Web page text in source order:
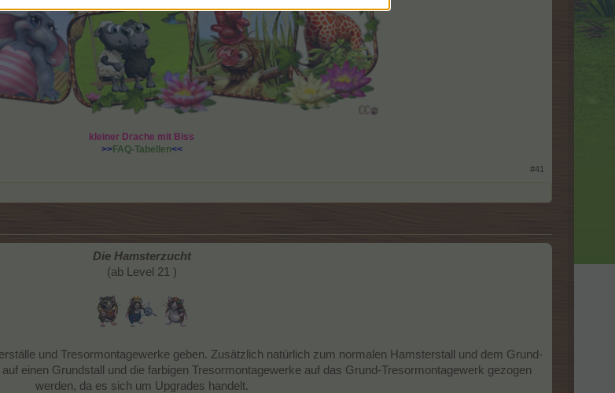
kleiner Drache mit Biss
>>FAQ-Tabellen<<
#41
Die Hamsterzucht
(ab Level 21 )
und Tresormontagewerke geben. Zusätzlich natürlich zum normalen Hamsterstall und dem Grund-
einen Grundstall und die farbigen Tresormontagewerke auf das Grund-Tresormontagewerk gezogen
werden, da es sich um Upgrades handelt.